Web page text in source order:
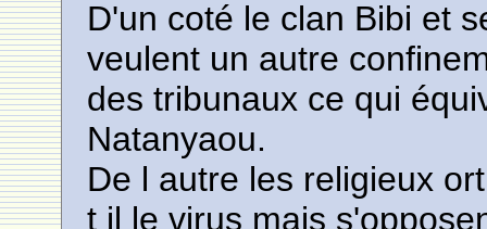
D'un coté le clan Bibi et
veulent un autre
des tribunaux ce qui
Natanyaou.
De l autre les religieux
t il le virus mais